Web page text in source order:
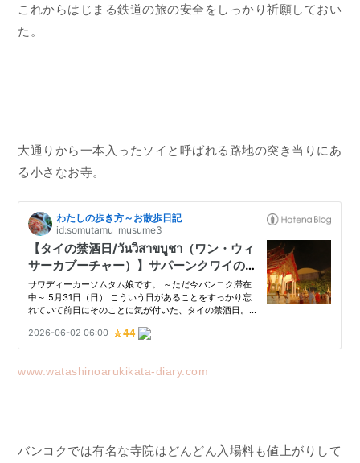
これからはじまる鉄道の旅の安全をしっかり祈願しておい
た。
大通りから一本入ったソイと呼ばれる路地の突き当りにあ
る小さなお寺。
www.watashinoarukikata-diary.com
バンコクでは有名な寺院はどんどん入場料も値上がりして